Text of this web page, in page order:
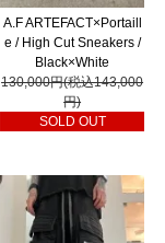
A.F ARTEFACT×Portaill
e / High Cut Sneakers /
Black×White
130,000円(税込143,000
円)
SOLD OUT